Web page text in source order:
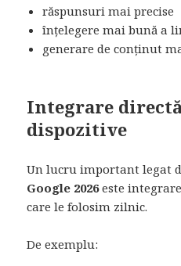
răspunsuri mai precise
înțelegere mai bună a
generare de conținut
Integrare
dispozitive
Un lucru important legat
Google 2026este
care le folosim zilnic.
De exemplu: